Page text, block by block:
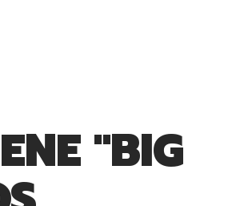
"BIG